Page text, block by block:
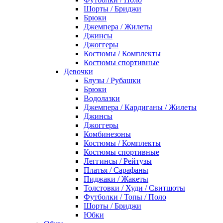
Шорты / Бриджи
Брюки
Джемпера / Жилеты
Джинсы
Джоггеры
Костюмы / Комплекты
Костюмы спортивные
Девочки
Блузы / Рубашки
Брюки
Водолазки
Джемпера / Кардиганы / Жилеты
Джинсы
Джоггеры
Комбинезоны
Костюмы / Комплекты
Костюмы спортивные
Леггинсы / Рейтузы
Платья / Сарафаны
Пиджаки / Жакеты
Толстовки / Худи / Свитшоты
Футболки / Топы / Поло
Шорты / Бриджи
Юбки